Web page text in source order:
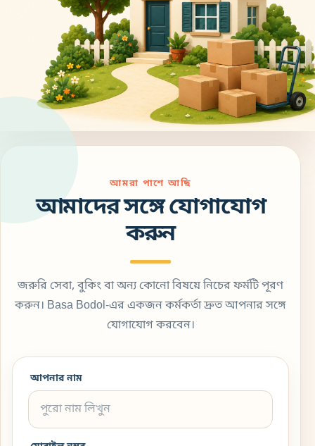
আমরা পাশে আছি
আমাদের সঙ্গে যোগাযোগ
করুন
জরুরি সেবা, বুকিং বা অন্য কোনো বিষয়ে নিচের ফর্মটি পূরণ
করুন। Basa Bodol-এর একজন কর্মকর্তা দ্রুত আপনার সঙ্গে
যোগাযোগ করবেন।
আপনার নাম